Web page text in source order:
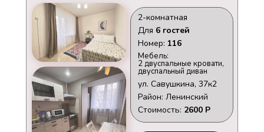
Для 6 гостей
Мебель:
2 двуспальные кровати,
двуспальный диван
ул. Савушкина, 37к2
Район: Ленинский
Номер: 116
Стоимость: 2600 Р
2-комнатная